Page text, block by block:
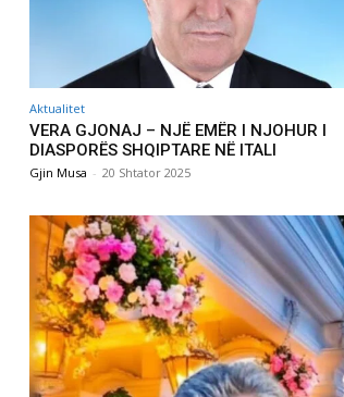
Aktualitet
VERA GJONAJ – NJË EMËR I NJOHUR I
DIASPORËS SHQIPTARE NË ITALI
Gjin Musa - 20 Shtator 2025